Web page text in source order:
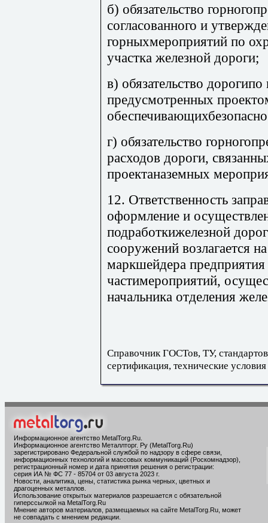
б) обязательство
согласованного и
горныхмероприятий по
участка железной дороги;
в) обязательство
предусмотренных
г) обязательство
расходов дороги,
проектаназемных
12. Ответственность
оформление и
подработкижелезной
сооружений возлагается
маркшейдера
частимероприятий,
начальника отделения
Справочник ГОСТов, ТУ,
сертификация, технические условия
Информационное агентство MetalTorg.Ru
Информационное агентство Металлторг. Ру (MetalTorg.Ru)
зарегистрировано Федеральной службой по надзору в сфере связи,
информационных технологий и массовых коммуникаций (Роскомнадзор),
регистрационный номер и дата принятия решения о регистрации:
серия ИА № ФС 77 - 85704 от 03 августа 2023 г.
Новости, аналитика, цены, статистика рынка черных, цветных и
драгоценных металлов.
Использование открытых материалов разрешается с обязательной
гиперссылкой на MetalTorg.Ru
Мнение авторов материалов, размещаемых на сайте MetalTorg.Ru, может
не совпадать с мнением редакции.